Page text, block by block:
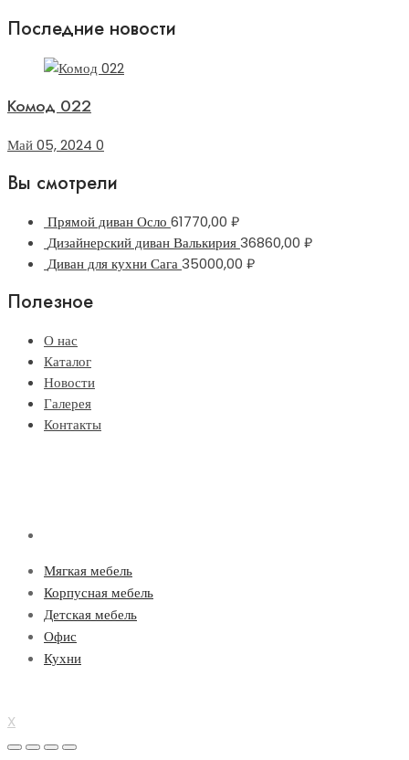
Последние новости
Комод 022
Май 05, 2024 0
Вы смотрели
Прямой диван Осло 61770,00 ₽
Дизайнерский диван Валькирия36860,00 ₽
Диван для кухни Сага35000,00 ₽
Полезное
О нас
Каталог
Новости
Галерея
Контакты
Мягкая мебель
Корпусная мебель
Детская мебель
Офис
Кухни
X